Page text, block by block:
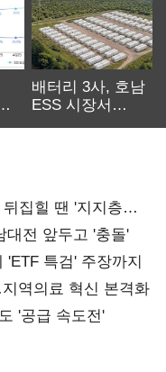
배터리 3사, 호남
ESS 시장서
집힐 땐 '지지층
전 앞두고 '충돌'
특검' 주장까지
역의료 혁신 본격화
'공급 속도전'